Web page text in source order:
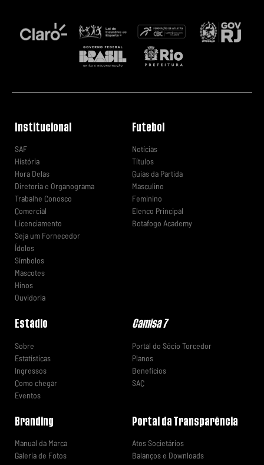
Institucional
SAF
História
Hora Delas
Diretoria e Organograma
Trabalhe Conosco
Comercial
Licenciamento
Seja um Fornecedor
Ídolos
Símbolos
Mascotes
Hinos
Ouvidoria
Futebol
Notícias
Títulos
Guias da Partida
Masculino
Feminino
Elenco Principal
Botafogo Academy
Estádio
Sobre
Estatísticas
Ingressos
Como chegar
Eventos
Camisa 7
Portal do Sócio Torcedor
Planos
Benefícios
SAC
Branding
Manual da Marca
Galeria de Fotos
Portal da Transparência
Atos Societários
Balanços e Downloads